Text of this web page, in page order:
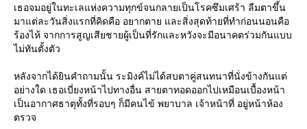
เธอจมอยู่ในทะเลแห่งความทุกข์จนกลายเป็นโรคซึมเศร้า ลืมตาขึ้น
มาแต่ละวันสิ่งแรกที่คิดคือ อยากตาย และสิ่งสุดท้ายที่ทำก่อนนอนคือ
ร้องไห้ จากการสูญเสียชายผู้เป็นที่รักและหวังจะมีอนาคตร่วมกันแบบ
ไม่ทันตั้งตัว
หลังจากได้ยินคำถามนั้น ระมิงค์ไม่ได้สบตาคู่สนทนาที่นั่งข้างกันแต่
อย่างใด เธอเบี่ยงหน้าไปทางอื่น สายตาทอดออกไปเหมือนเบื้องหน้า
เป็นอากาศธาตุทั้งที่รอบๆ ก็มีคนไข้ พยาบาล เจ้าหน้าที่ อยู่หน้าห้อง
ตรวจ